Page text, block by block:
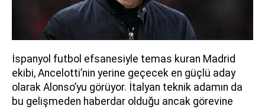
İspanyol futbol efsanesiyle temas kuran Madrid
ekibi, Ancelotti’nin yerine geçecek en güçlü aday
olarak Alonso’yu görüyor. İtalyan teknik adamın da
bu gelişmeden haberdar olduğu ancak görevine